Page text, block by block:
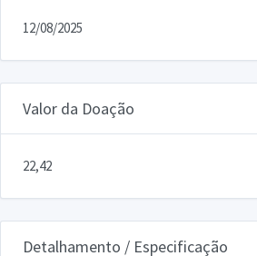
12/08/2025
Valor da Doação
22,42
Detalhamento / Especificação